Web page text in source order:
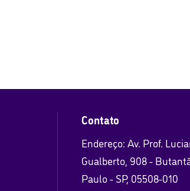
Contato
Endereço: Av. Prof.
Gualberto, 908 -
Paulo - SP, 05508-010